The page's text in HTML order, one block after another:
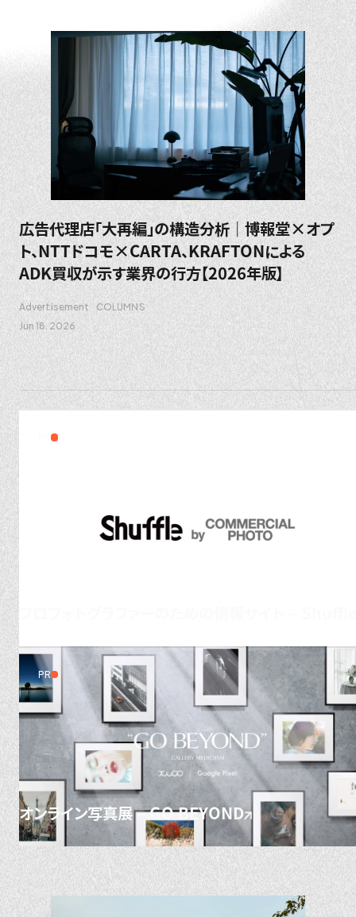
広告代理店「大再編」の構造分析｜博報堂×オプ
ト、NTTドコモ×CARTA、KRAFTONによる
ADK買収が示す業界の行方【2026年版】
Advertisement
COLUMNS
Jun 18. 2026
PR
オンライン写真展 – GO BEYOND